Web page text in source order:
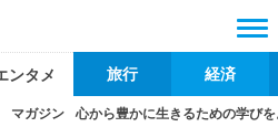
ンタメ 旅行 経済
マガジン 心から豊かに生きるための学び